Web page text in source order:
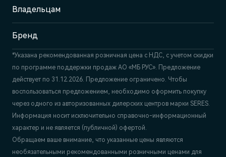
+7 (495) 445-61-10
Владельцам
Бренд
*Указана рекомендованная розничная цена c НДС, с учетом скидки
по программе поддержки продаж АО «МБ РУС». Предложение
действует по 31.12.2026. Предложение ограничено. Чтобы
воспользоваться предложением, необходимо оформить покупку
через одного из авторизованных дилерских центров марки SERES.
Информация носит исключительно справочно-информационный
характер и не является (публичной) офертой.
Обращаем ваше внимание, что указанные цены являются
необязательными рекомендованными розничными ценами для